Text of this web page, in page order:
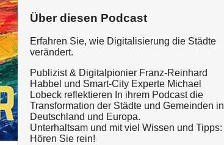
Über diesen Podcast
Erfahren Sie, wie Digitalisierung die Städte
verändert.
Publizist & Digitalpionier Franz-Reinhard
Habbel und Smart-City Experte Michael
Lobeck reflektieren In ihrem Podcast die
Transformation der Städte und Gemeinden in
Deutschland und Europa.
Unterhaltsam und mit viel Wissen und Tipps:
Hören Sie rein!